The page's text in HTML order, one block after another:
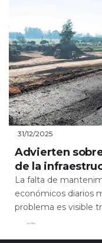
31/12/2025
Advierten
de la
La falta de
económicos diarios
problema es visible
Leer Más